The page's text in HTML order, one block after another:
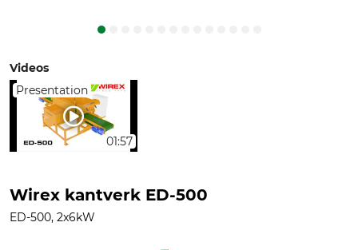
Videos
Presentation
01:57
Wirex kantverk ED-500
ED-500, 2x6kW